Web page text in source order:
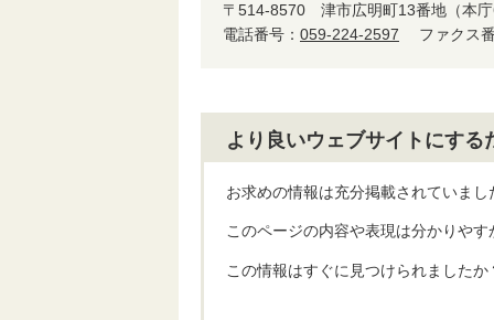
〒514-8570 津市広明町13番地（本
電話番号： 059-224-2597 ファクス
より良いウェブサイトにす
お求めの情報は充分掲載されていまし
このページの内容や表現は分かりやす
この情報はすぐに見つけられましたか